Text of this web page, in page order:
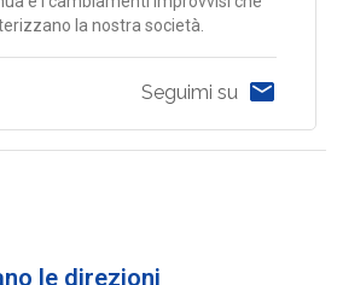
la nostra società.
Seguimi su
le direzioni